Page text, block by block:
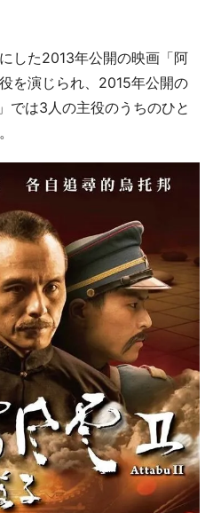
した2013年公開の映画「阿
を演じられ、2015年公開の
では3人の主役のうちのひと